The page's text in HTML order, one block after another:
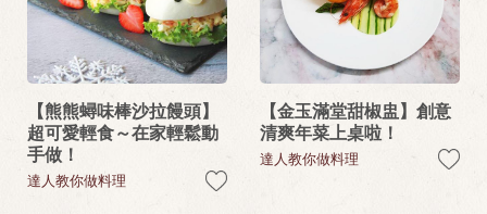
【熊熊蟳味棒沙拉饅頭】
超可愛輕食～在家輕鬆動
手做！
達人教你做料理
【金玉滿堂甜椒盅】創意
清爽年菜上桌啦！
達人教你做料理